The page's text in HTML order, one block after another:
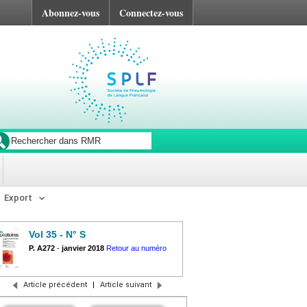
Abonnez-vous Connectez-vous
Export
Vol 35 - N° S
P. A272 - janvier 2018 Retour au numéro
Article précédent | Article suivant